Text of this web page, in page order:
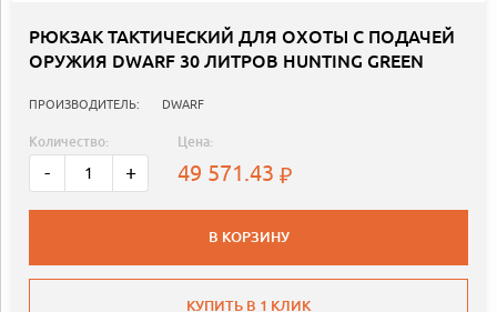
РЮКЗАК ТАКТИЧЕСКИЙ ДЛЯ ОХОТЫ С ПОДАЧЕЙ
ОРУЖИЯ DWARF 30 ЛИТРОВ HUNTING GREEN
ПРОИЗВОДИТЕЛЬ: DWARF
Количество:
- +
Цена:
49 571.43
В КОРЗИНУ
КУПИТЬ В 1 КЛИК